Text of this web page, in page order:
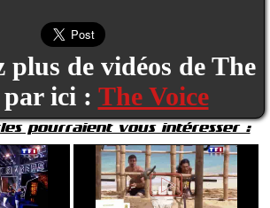
plus de vidéos de The
par ici : The Voice
pourraient vous intéresser :